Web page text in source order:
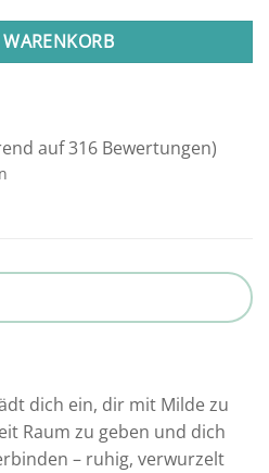
auf 316 Bewertungen)
dich ein, dir mit Milde zu
Raum zu geben und dich
– ruhig, verwurzelt